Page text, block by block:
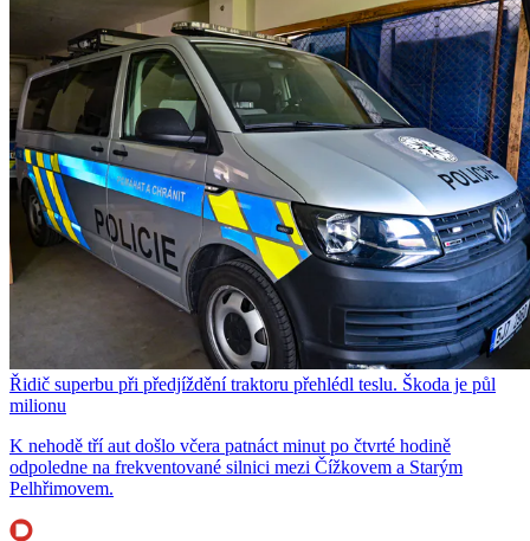
Řidič superbu při předjíždění traktoru přehlédl teslu. Škoda je půl
milionu
K nehodě tří aut došlo včera patnáct minut po čtvrté hodině
odpoledne na frekventované silnici mezi Čížkovem a Starým
Pelhřimovem.